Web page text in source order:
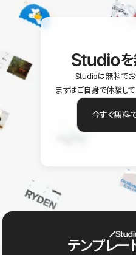
Studioは無料でお
まずはご自身で体験して
今すぐ無料
テンプレー